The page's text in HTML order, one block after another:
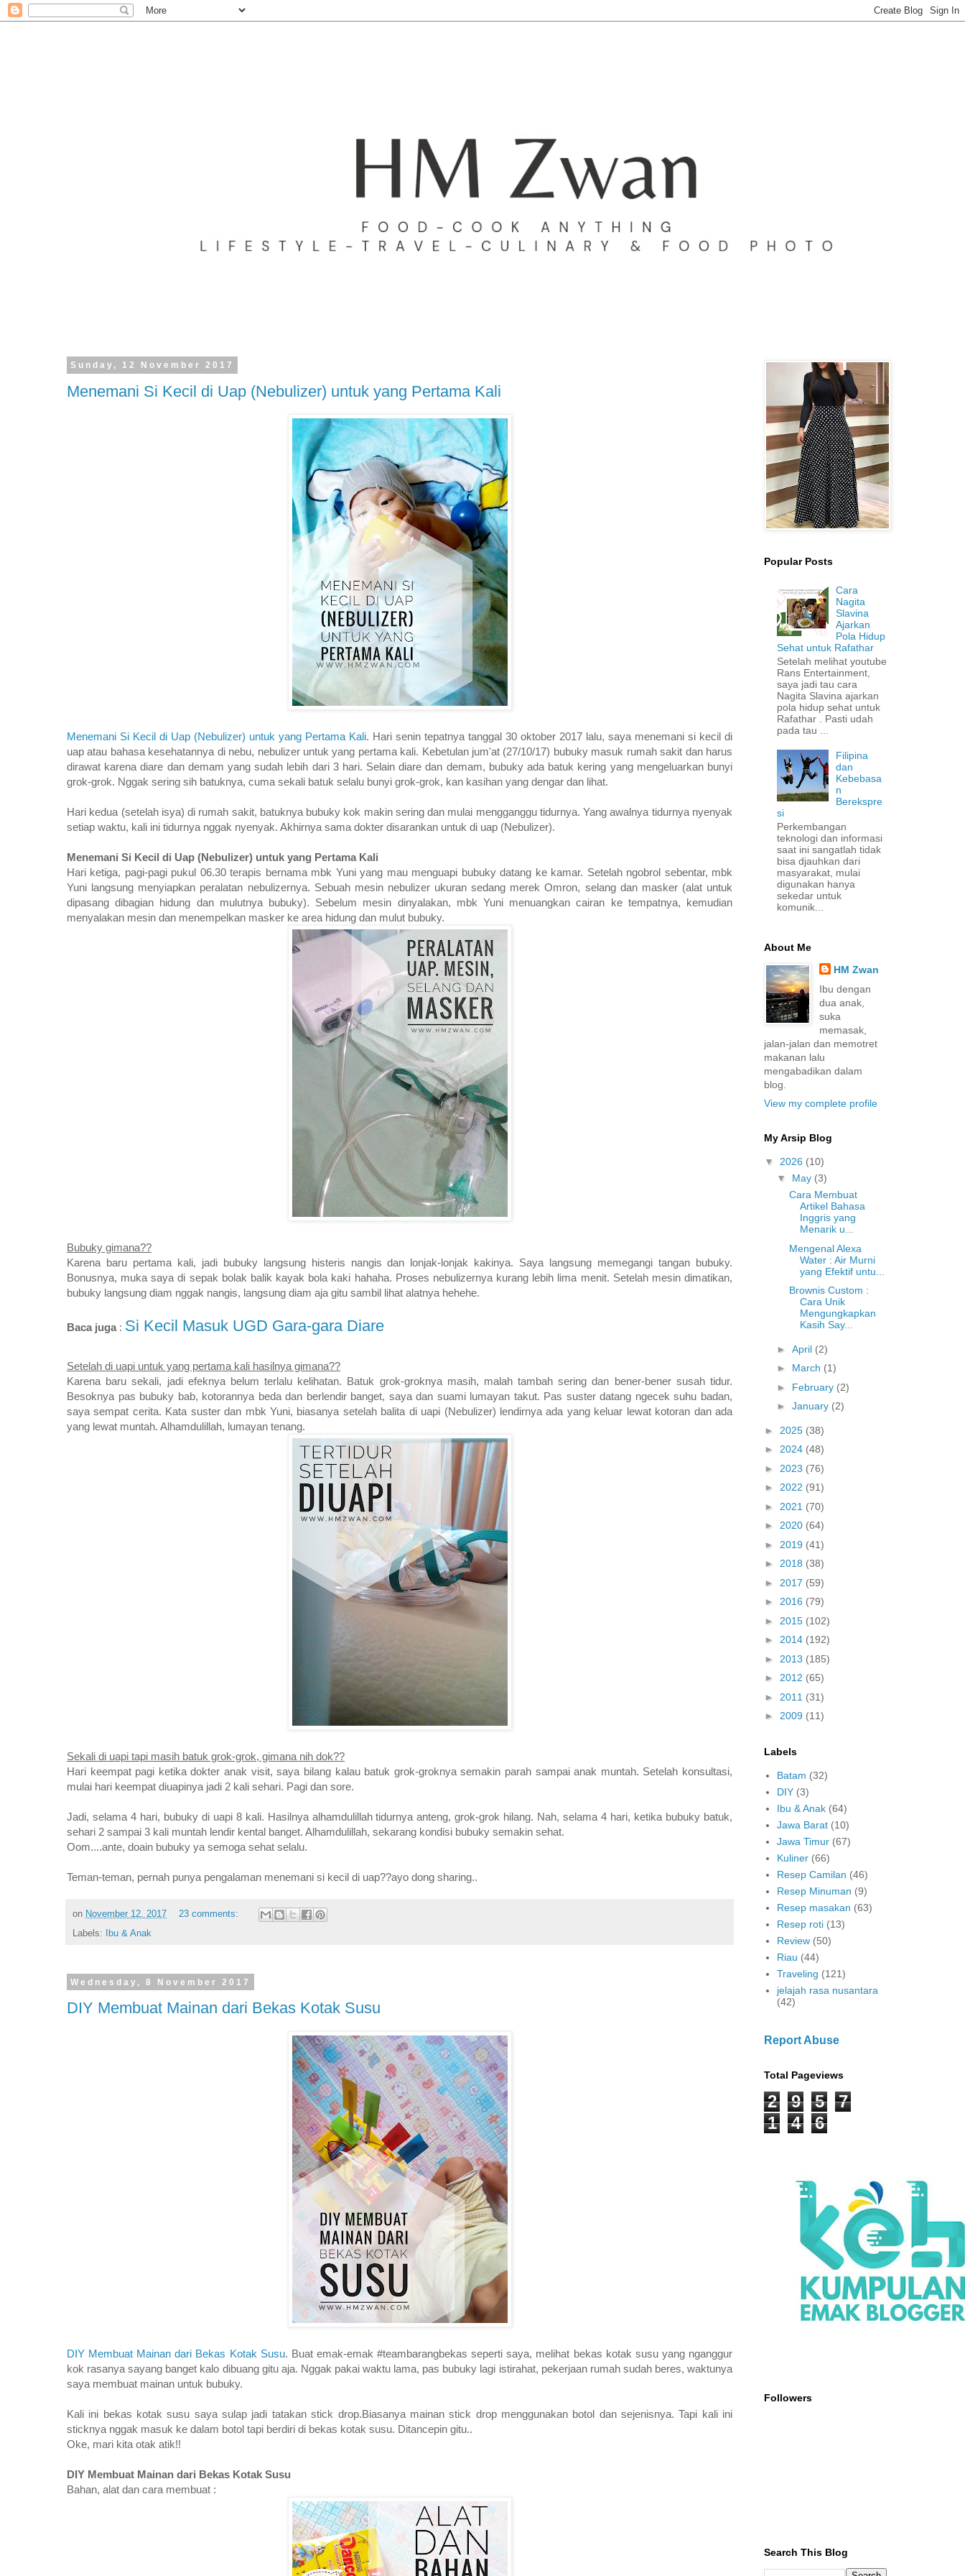
Sunday, 12 November 2017
Menemani Si Kecil di Uap (Nebulizer) untuk yang Pertama Kali
Menemani Si Kecil di Uap (Nebulizer) untuk yang Pertama Kali. Hari senin tepatnya tanggal 30 oktober 2017 lalu, saya menemani si kecil di
uap atau bahasa kesehatannya di nebu, nebulizer untuk yang pertama kali. Kebetulan jum'at (27/10/17) bubuky masuk rumah sakit dan harus
dirawat karena diare dan demam yang sudah lebih dari 3 hari. Selain diare dan demam, bubuky ada batuk kering yang mengeluarkan bunyi
grok-grok. Nggak sering sih batuknya, cuma sekali batuk selalu bunyi grok-grok, kan kasihan yang dengar dan lihat.
Hari kedua (setelah isya) di rumah sakit, batuknya bubuky kok makin sering dan mulai mengganggu tidurnya. Yang awalnya tidurnya nyenyak
setiap waktu, kali ini tidurnya nggak nyenyak. Akhirnya sama dokter disarankan untuk di uap (Nebulizer).
Menemani Si Kecil di Uap (Nebulizer) untuk yang Pertama Kali
Hari ketiga, pagi-pagi pukul 06.30 terapis bernama mbk Yuni yang mau menguapi bubuky datang ke kamar. Setelah ngobrol sebentar, mbk
Yuni langsung menyiapkan peralatan nebulizernya. Sebuah mesin nebulizer ukuran sedang merek Omron, selang dan masker (alat untuk
dipasang dibagian hidung dan mulutnya bubuky). Sebelum mesin dinyalakan, mbk Yuni menuangkan cairan ke tempatnya, kemudian
menyalakan mesin dan menempelkan masker ke area hidung dan mulut bubuky.
Bubuky gimana??
Karena baru pertama kali, jadi bubuky langsung histeris nangis dan lonjak-lonjak kakinya. Saya langsung memegangi tangan bubuky.
Bonusnya, muka saya di sepak bolak balik kayak bola kaki hahaha. Proses nebulizernya kurang lebih lima menit. Setelah mesin dimatikan,
bubuky langsung diam nggak nangis, langsung diam aja gitu sambil lihat alatnya hehehe.
Baca juga : Si Kecil Masuk UGD Gara-gara Diare
Setelah di uapi untuk yang pertama kali hasilnya gimana??
Karena baru sekali, jadi efeknya belum terlalu kelihatan. Batuk grok-groknya masih, malah tambah sering dan bener-bener susah tidur.
Besoknya pas bubuky bab, kotorannya beda dan berlendir banget, saya dan suami lumayan takut. Pas suster datang ngecek suhu badan,
saya sempat cerita. Kata suster dan mbk Yuni, biasanya setelah balita di uapi (Nebulizer) lendirnya ada yang keluar lewat kotoran dan ada
yang lewat muntah. Alhamdulillah, lumayan tenang.
Sekali di uapi tapi masih batuk grok-grok, gimana nih dok??
Hari keempat pagi ketika dokter anak visit, saya bilang kalau batuk grok-groknya semakin parah sampai anak muntah. Setelah konsultasi,
mulai hari keempat diuapinya jadi 2 kali sehari. Pagi dan sore.
Jadi, selama 4 hari, bubuky di uapi 8 kali. Hasilnya alhamdulillah tidurnya anteng, grok-grok hilang. Nah, selama 4 hari, ketika bubuky batuk,
sehari 2 sampai 3 kali muntah lendir kental banget. Alhamdulillah, sekarang kondisi bubuky semakin sehat.
Oom....ante, doain bubuky ya semoga sehat selalu.
Teman-teman, pernah punya pengalaman menemani si kecil di uap??ayo dong sharing..
on November 12, 2017
23 comments:
Labels:
Ibu & Anak
Wednesday, 8 November 2017
DIY Membuat Mainan dari Bekas Kotak Susu
DIY Membuat Mainan dari Bekas Kotak Susu. Buat emak-emak #teambarangbekas seperti saya, melihat bekas kotak susu yang nganggur
kok rasanya sayang banget kalo dibuang gitu aja. Nggak pakai waktu lama, pas bubuky lagi istirahat, pekerjaan rumah sudah beres, waktunya
saya membuat mainan untuk bubuky.
Kali ini bekas kotak susu saya sulap jadi tatakan stick drop.Biasanya mainan stick drop menggunakan botol dan sejenisnya. Tapi kali ini
sticknya nggak masuk ke dalam botol tapi berdiri di bekas kotak susu. Ditancepin gitu..
Oke, mari kita otak atik!!
DIY Membuat Mainan dari Bekas Kotak Susu
Bahan, alat dan cara membuat :
Popular Posts
Cara
Nagita
Slavina
Ajarkan
Pola Hidup
Sehat untuk Rafathar
Setelah melihat youtube
Rans Entertainment,
saya jadi tau cara
Nagita Slavina ajarkan
pola hidup sehat untuk
Rafathar . Pasti udah
pada tau ...
Filipina
dan
Kebebasa
n
Berekspre
si
Perkembangan
teknologi dan informasi
saat ini sangatlah tidak
bisa djauhkan dari
masyarakat, mulai
digunakan hanya
sekedar untuk
komunik...
About Me
HM Zwan
Ibu dengan
dua anak,
suka
memasak,
jalan-jalan dan memotret
makanan lalu
mengabadikan dalam
blog.
View my complete profile
My Arsip Blog
▼ 2026 (10)
▼ May (3)
Cara Membuat
Artikel Bahasa
Inggris yang
Menarik u...
Mengenal Alexa
Water : Air Murni
yang Efektif untu...
Brownis Custom :
Cara Unik
Mengungkapkan
Kasih Say...
► April (2)
► March (1)
► February (2)
► January (2)
► 2025 (38)
► 2024 (48)
► 2023 (76)
► 2022 (91)
► 2021 (70)
► 2020 (64)
► 2019 (41)
► 2018 (38)
► 2017 (59)
► 2016 (79)
► 2015 (102)
► 2014 (192)
► 2013 (185)
► 2012 (65)
► 2011 (31)
► 2009 (11)
Labels
Batam (32)
DIY (3)
Ibu & Anak (64)
Jawa Barat (10)
Jawa Timur (67)
Kuliner (66)
Resep Camilan (46)
Resep Minuman (9)
Resep masakan (63)
Resep roti (13)
Review (50)
Riau (44)
Traveling (121)
jelajah rasa nusantara
(42)
Report Abuse
Total Pageviews
2 9 5
7
1
4 6
Followers
Search This Blog